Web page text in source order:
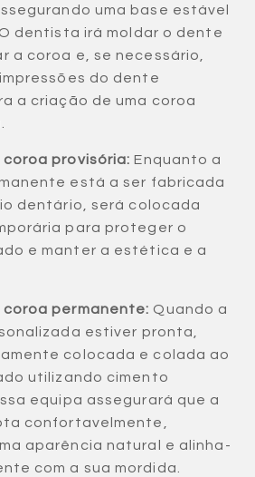
uma base estável
dentista irá moldar o dente
a coroa e, se necessário,
do dente
a criação de uma coroa
provisória: Enquanto a
está a ser fabricada
dentário, será colocada
para proteger o
e manter a estética e a
permanente: Quando a
estiver pronta,
colocada e colada ao
utilizando cimento
equipa assegurará que a
confortavelmente,
aparência natural e alinha-
com a sua mordida.